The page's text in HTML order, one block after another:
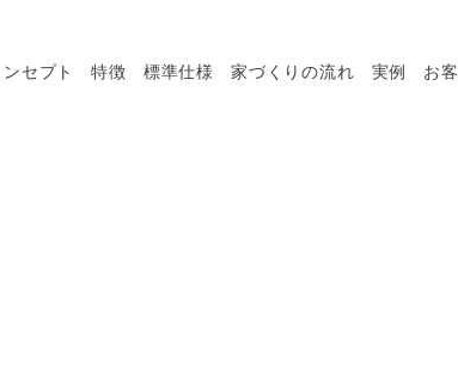
ンセプト 特徴 標準仕様 家づくりの流れ 実例 お